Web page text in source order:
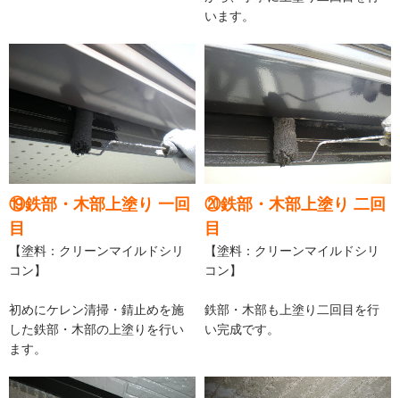
います。
⑲鉄部・木部上塗り 一回
目
【塗料：クリーンマイルドシリ
コン】
初めにケレン清掃・錆止めを施
した鉄部・木部の上塗りを行い
ます。
⑳鉄部・木部上塗り 二回
目
【塗料：クリーンマイルドシリ
コン】
鉄部・木部も上塗り二回目を行
い完成です。